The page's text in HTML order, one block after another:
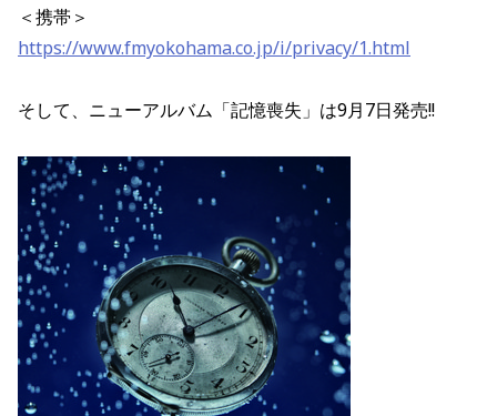
＜携帯＞
https://www.fmyokohama.co.jp/i/privacy/1.html
そして、ニューアルバム「記憶喪失」は9月7日発売!!